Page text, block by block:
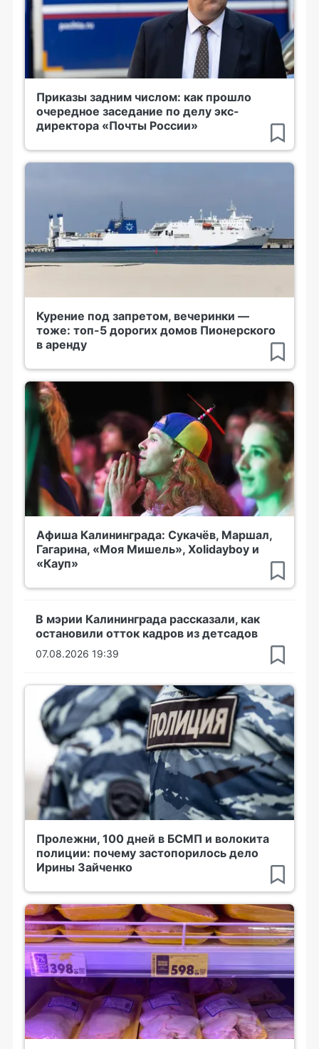
Приказы задним числом: как прошло
очередное заседание по делу экс-
директора «Почты России»
Курение под запретом, вечеринки —
тоже: топ-5 дорогих домов Пионерского
в аренду
Афиша Калининграда: Сукачёв, Маршал,
Гагарина, «Моя Мишель», Xolidayboy и
«Кауп»
В мэрии Калининграда рассказали, как
остановили отток кадров из детсадов
07.08.2026 19:39
Пролежни, 100 дней в БСМП и волокита
полиции: почему застопорилось дело
Ирины Зайченко